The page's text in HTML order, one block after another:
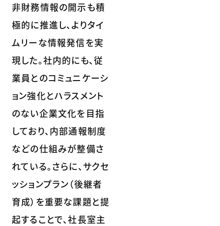
非財務情報の開示も積
極的に推進し、よりタイ
ムリーな情報発信を実
現した。社内的にも、従
業員とのコミュニケーシ
ョン強化とハラスメント
のない企業文化を目指
しており、内部通報制度
などの仕組みが整備さ
れている。さらに、サクセ
ッションプラン（後継者
育成）を重要な課題と提
起することで、社長室主